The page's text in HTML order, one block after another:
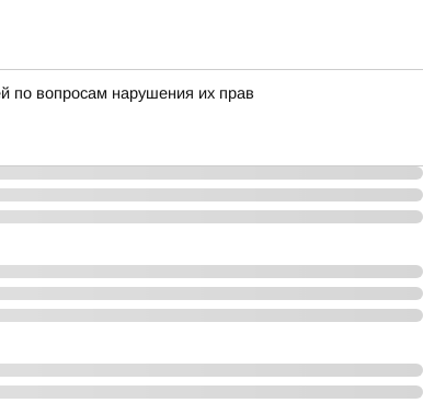
по вопросам нарушения их прав